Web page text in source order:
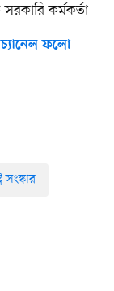
কর্মকর্তা
ফলো
সংস্কার